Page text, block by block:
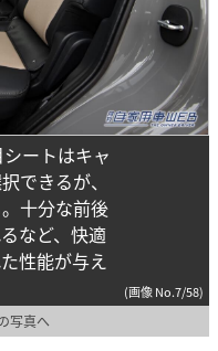
ートはキャ
できるが、
十分な前後
など、快適
性能が与え
(画像 No.7/58)
写真へ